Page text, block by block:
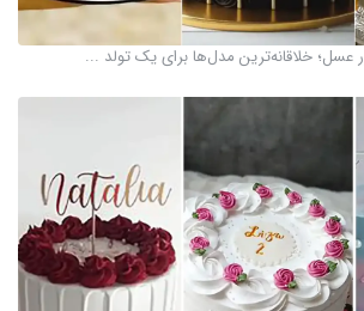
عسل؛ خلاقانه‌ترین مدل‌ها برای یک تولد ...